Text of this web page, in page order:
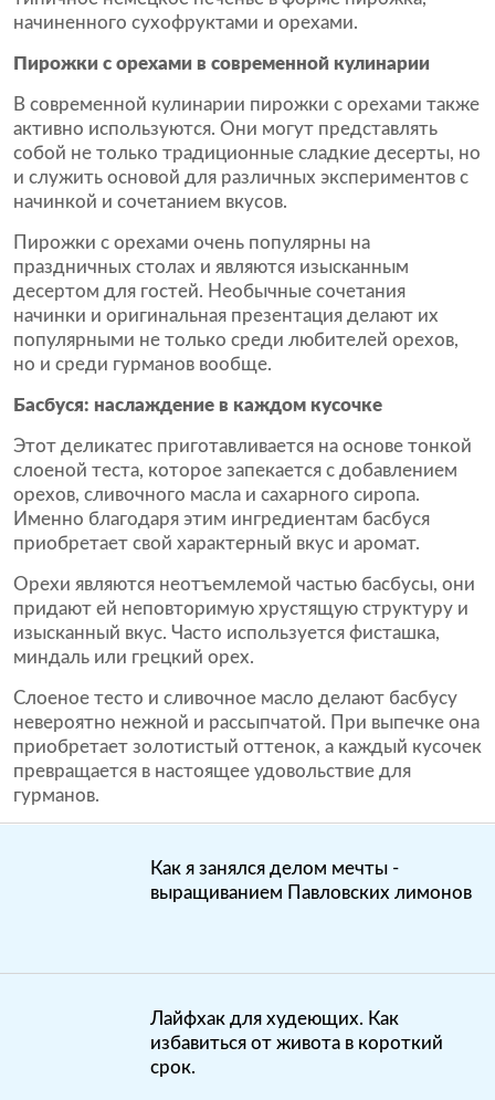
начиненного сухофруктами и орехами.
Пирожки с орехами в современной кулинарии
В современной кулинарии пирожки с орехами также
активно используются. Они могут представлять
собой не только традиционные сладкие десерты, но
и служить основой для различных экспериментов с
начинкой и сочетанием вкусов.
Пирожки с орехами очень популярны на
праздничных столах и являются изысканным
десертом для гостей. Необычные сочетания
начинки и оригинальная презентация делают их
популярными не только среди любителей орехов,
но и среди гурманов вообще.
Басбуся: наслаждение в каждом кусочке
Этот деликатес приготавливается на основе тонкой
слоеной теста, которое запекается с добавлением
орехов, сливочного масла и сахарного сиропа.
Именно благодаря этим ингредиентам басбуся
приобретает свой характерный вкус и аромат.
Орехи являются неотъемлемой частью басбусы, они
придают ей неповторимую хрустящую структуру и
изысканный вкус. Часто используется фисташка,
миндаль или грецкий орех.
Слоеное тесто и сливочное масло делают басбусу
невероятно нежной и рассыпчатой. При выпечке она
приобретает золотистый оттенок, а каждый кусочек
превращается в настоящее удовольствие для
гурманов.
Как я занялся делом мечты -
выращиванием Павловских лимонов
Лайфхак для худеющих. Как
избавиться от живота в короткий
срок.